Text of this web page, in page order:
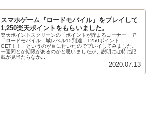
スマホゲーム『ロードモバイル』をプレイして
1,250楽天ポイントをもらいました。
楽天ポイントスクリーンの「ポイントが貯まるコーナー」で
「ロードモバイル 城レベル15到達 1250ポイント
GET！！」というのが目に付いたのでプレイしてみました。
一週間とか期限があるのかと思いましたが、説明には特に記
載が見当たらなか...
2020.07.13